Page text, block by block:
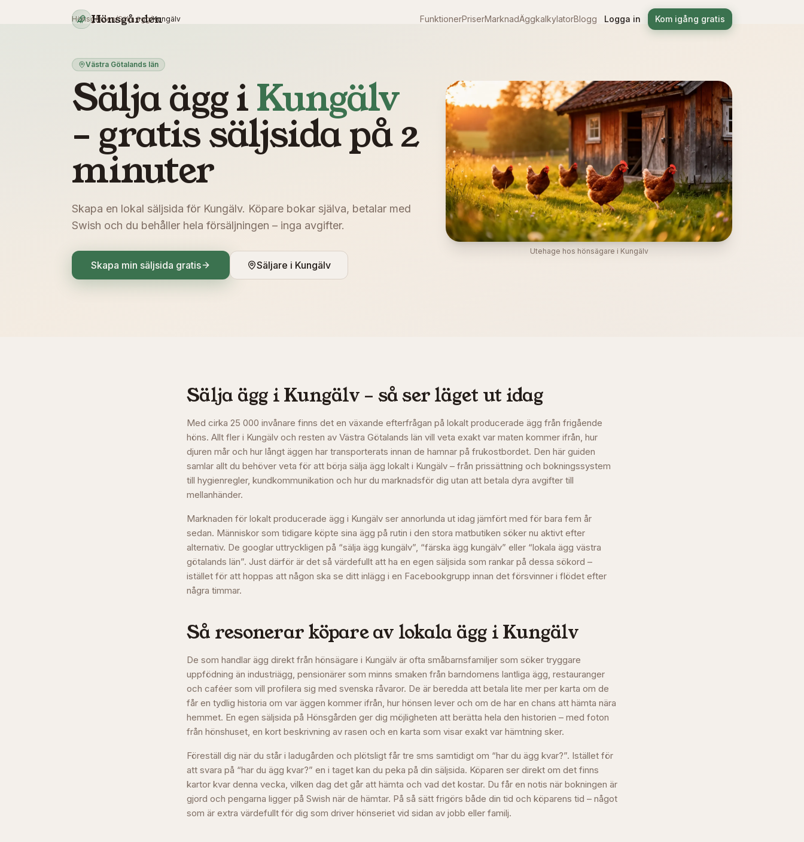
Hoppa till innehåll
Hönsgården FunktionerPriserMarknadÄggkalkylatorBlogg Logga in Kom igång gratis
Hönsgården/Sälja ägg/Kungälv
Västra Götalands län
Sälja ägg iKungälv
– gratis säljsida på 2
minuter
Skapa en lokal säljsida för Kungälv. Köpare bokar själva, betalar med
Swish och du behåller hela försäljningen – inga avgifter.
Skapa min säljsida gratis Säljare i Kungälv
Utehage hos hönsägare i Kungälv
Sälja ägg iKungälv– så ser läget ut idag
Med cirka 25 000 invånare finns det en växande efterfrågan på lokalt producerade ägg från frigående
höns. Allt fler i Kungälv och resten av Västra Götalands län vill veta exakt var maten kommer ifrån, hur
djuren mår och hur långt äggen har transporterats innan de hamnar på frukostbordet. Den här guiden
samlar allt du behöver veta för att börja sälja ägg lokalt i Kungälv – från prissättning och bokningssystem
till hygienregler, kundkommunikation och hur du marknadsför dig utan att betala dyra avgifter till
mellanhänder.
Marknaden för lokalt producerade ägg i Kungälv ser annorlunda ut idag jämfört med för bara fem år
sedan. Människor som tidigare köpte sina ägg på rutin i den stora matbutiken söker nu aktivt efter
alternativ. De googlar uttryckligen på “sälja ägg kungälv”, “färska ägg kungälv” eller “lokala ägg västra
götalands län”. Just därför är det så värdefullt att ha en egen säljsida som rankar på dessa sökord –
istället för att hoppas att någon ska se ditt inlägg i en Facebookgrupp innan det försvinner i flödet efter
några timmar.
Så resonerar köpare av lokala ägg iKungälv
De som handlar ägg direkt från hönsägare i Kungälv är ofta småbarnsfamiljer som söker tryggare
uppfödning än industriägg, pensionärer som minns smaken från barndomens lantliga ägg, restauranger
och caféer som vill profilera sig med svenska råvaror. De är beredda att betala lite mer per karta om de
får en tydlig historia om var äggen kommer ifrån, hur hönsen lever och om de har en chans att hämta nära
hemmet. En egen säljsida på Hönsgården ger dig möjligheten att berätta hela den historien – med foton
från hönshuset, en kort beskrivning av rasen och en karta som visar exakt var hämtning sker.
Föreställ dig när du står i ladugården och plötsligt får tre sms samtidigt om “har du ägg kvar?”. Istället för
att svara på “har du ägg kvar?” en i taget kan du peka på din säljsida. Köparen ser direkt om det finns
kartor kvar denna vecka, vilken dag det går att hämta och vad det kostar. Du får en notis när bokningen är
gjord och pengarna ligger på Swish när de hämtar. På så sätt frigörs både din tid och köparens tid – något
som är extra värdefullt för dig som driver hönseriet vid sidan av jobb eller familj.